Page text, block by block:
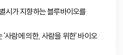
시가 지향하는 블루바이오를
'사람에 의한, 사람을 위한' 바이오